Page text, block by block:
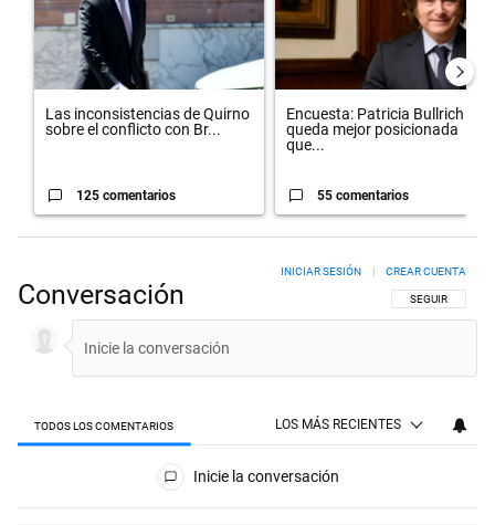
Las inconsistencias de Quirno
sobre el conflicto con Br...
125 comentarios
Encuesta: Patricia Bullrich
queda mejor posicionada
que...
55 comentarios
Conversación SIGA ESTA
SEGUIR
INICIAR SESIÓN CREAR CUENTA
TODOS LOS COMENTARIOS LOS MÁS RECIENTES
Todos los comentarios
Inicie la conversación